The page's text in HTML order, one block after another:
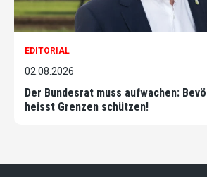
EDITORIAL
02.08.2026
Der Bundesrat muss aufwachen:
heisst Grenzen schützen!